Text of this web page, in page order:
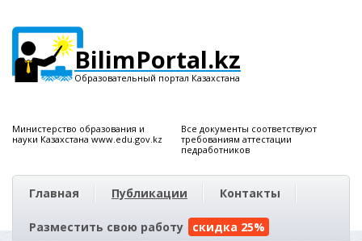
BilimPortal.kz
Образовательный портал Казахстана
Министерство образования и
науки Казахстана www.edu.gov.kz
Все документы соответствуют
требованиям аттестации
педработников
Главная Публикации Контакты
Разместить свою работу скидка 25%